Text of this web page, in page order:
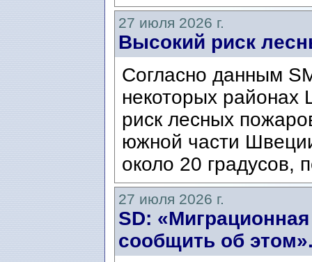
27 июля 2026 г.
Высокий риск
Согласно данным
некоторых районах
риск лесных
южной части
около 20 градусов,
27 июля 2026 г.
SD:
сообщить об